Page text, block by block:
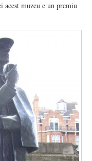
acest muzeu e un premiu